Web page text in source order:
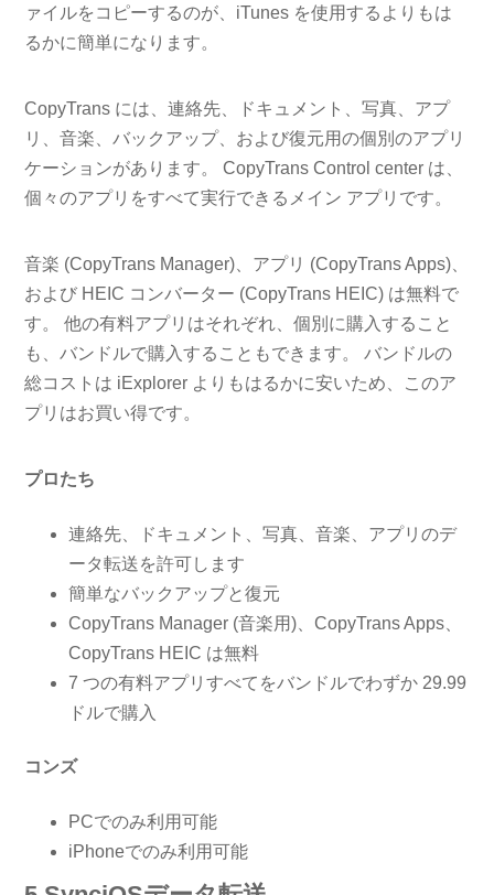
ァイルをコピーするのが、iTunes を使用するよりもは
るかに簡単になります。
CopyTrans には、連絡先、ドキュメント、写真、アプ
リ、音楽、バックアップ、および復元用の個別のアプリ
ケーションがあります。 CopyTrans Control center は、
個々のアプリをすべて実行できるメイン アプリです。
音楽 (CopyTrans Manager)、アプリ (CopyTrans Apps)、
および HEIC コンバーター (CopyTrans HEIC) は無料で
す。 他の有料アプリはそれぞれ、個別に購入すること
も、バンドルで購入することもできます。 バンドルの
総コストは iExplorer よりもはるかに安いため、このア
プリはお買い得です。
プロたち
連絡先、ドキュメント、写真、音楽、アプリのデ
ータ転送を許可します
簡単なバックアップと復元
CopyTrans Manager (音楽用)、CopyTrans Apps、
CopyTrans HEIC は無料
7 つの有料アプリすべてをバンドルでわずか 29.99
ドルで購入
コンズ
PCでのみ利用可能
iPhoneでのみ利用可能